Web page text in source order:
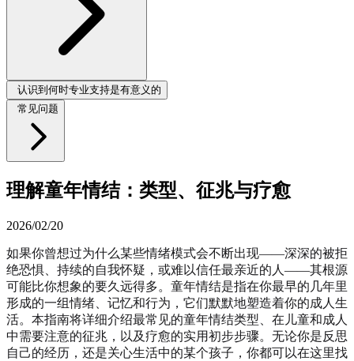
认识到何时专业支持是有意义的
常见问题
理解童年情结：类型、征兆与疗愈
2026/02/20
如果你曾想过为什么某些情绪模式会不断出现——深深的被拒
绝恐惧、持续的自我怀疑，或难以信任最亲近的人——其根源
可能比你想象的要久远得多。童年情结是指在你最早的几年里
形成的一组情绪、记忆和行为，它们默默地塑造着你的成人生
活。本指南将详细介绍最常见的童年情结类型、在儿童和成人
中需要注意的征兆，以及疗愈的实用初步步骤。无论你是反思
自己的经历，还是关心生活中的某个孩子，你都可以在这里找